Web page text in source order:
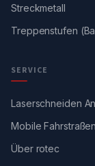
Streckmetall
Treppenstufen
SERVICE
Laserschneiden
Mobile Fahrstraßen
Über rotec